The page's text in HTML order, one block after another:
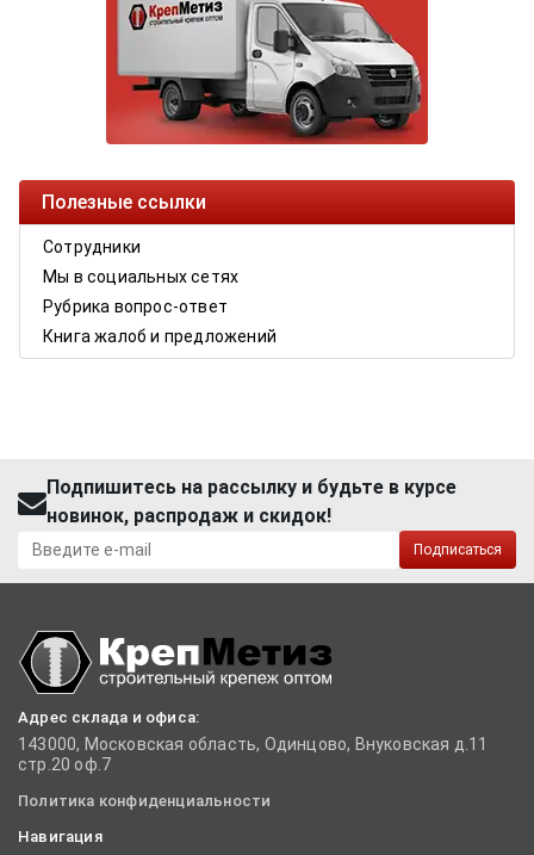
Полезные ссылки
Сотрудники
Мы в социальных сетях
Рубрика вопрос-ответ
Книга жалоб и предложений
Подпишитесь на рассылку и будьте в курсе
новинок, распродаж и скидок!
Подписаться
Адрес склада и офиса:
143000, Московская область, Одинцово, Внуковская д.11
стр.20 оф.7
Политика конфиденциальности
Навигация